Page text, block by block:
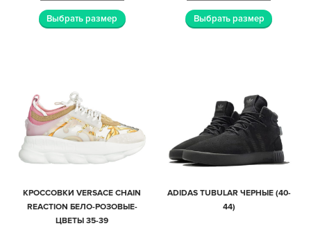
Выбрать размер Выбрать размер
КРОССОВКИ VERSACE CHAIN
REACTION БЕЛО-РОЗОВЫЕ-
ЦВЕТЫ 35-39
ADIDAS TUBULAR ЧЕРНЫЕ (40-
44)